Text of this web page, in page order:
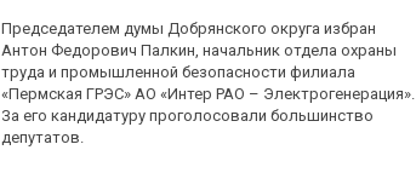
Председателем думы Добрянского округа избран
Антон Федорович Палкин, начальник отдела охраны
труда и промышленной безопасности филиала
«Пермская ГРЭС» АО «Интер РАО – Электрогенерация».
За его кандидатуру проголосовали большинство
депутатов.